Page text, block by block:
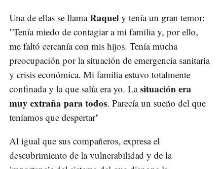
Una de ellas se llamaRaquel y tenía un gran temor:
"Tenía miedo de contagiar a mi familia y, por ello,
me faltó cercanía con mis hijos. Tenía mucha
preocupación por la situación de emergencia sanitaria
y crisis económica. Mi familia estuvo totalmente
confinada y la que salía era yo. Lasituación era
muy extraña para todos. Parecía un sueño del que
teníamos que despertar"
Al igual que sus compañeros, expresa el
descubrimiento de la vulnerabilidad y de la